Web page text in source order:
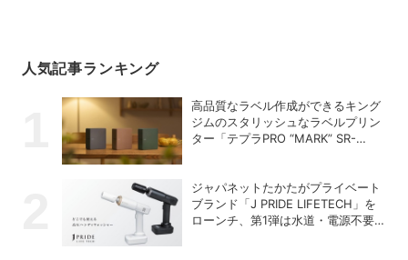
人気記事ランキング
高品質なラベル作成ができるキング
ジムのスタリッシュなラベルプリン
ター「テプラPRO “MARK” SR-
ジャパネットたかたがプライベート
ブランド「J PRIDE LIFETECH」を
ローンチ、第1弾は水道・電源不要